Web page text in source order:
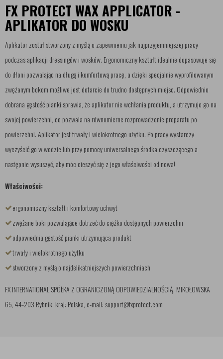
FX PROTECT WAX APPLICATOR -
APLIKATOR DO WOSKU
Aplikator został stworzony z myślą o zapewnieniu jak najprzyjemniejszej pracy
podczas aplikacji dressingów i wosków. Ergonomiczny kształt idealnie dopasowuje się
do dłoni pozwalając na długą i komfortową pracę, a dzięki specjalnie wyprofilowanym
zwężanym bokom możliwe jest dotarcie do trudno dostępnych miejsc. Odpowiednio
dobrana gęstość pianki sprawia, że aplikator nie wchłania produktu, a utrzymuje go na
swojej powierzchni, co pozwala na równomierne rozprowadzenie preparatu po
powierzchni. Aplikator jest trwały i wielokrotnego użytku. Po pracy wystarczy
wyczyścić go w wodzie lub przy pomocy uniwersalnego środka czyszczącego a
następnie wysuszyć, aby móc cieszyć się z jego właściwości od nowa!
Właściwości:
ergonomiczny kształt i komfortowy uchwyt
zwężane boki pozwalające dotrzeć do ciężko dostępnych powierzchni
odpowiednia gęstość pianki utrzymująca produkt
trwały i wielokrotnego użytku
stworzony z myślą o najdelikatniejszych powierzchniach
FX INTERNATIONAL SPÓŁKA Z OGRANICZONĄ ODPOWIEDZIALNOŚCIĄ, MIKOŁOWSKA
65, 44-203 Rybnik, kraj: Polska, e-mail: support@fxprotect.com